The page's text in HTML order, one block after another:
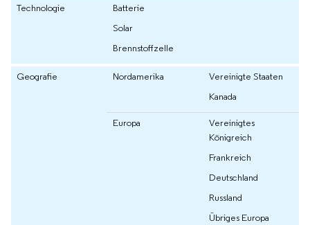
Technologie
Batterie
Solar
Brennstoffzelle
Geografie Nordamerika
Vereinigte Staaten
Kanada
Europa
Vereinigtes
Königreich
Frankreich
Deutschland
Russland
Übriges Europa